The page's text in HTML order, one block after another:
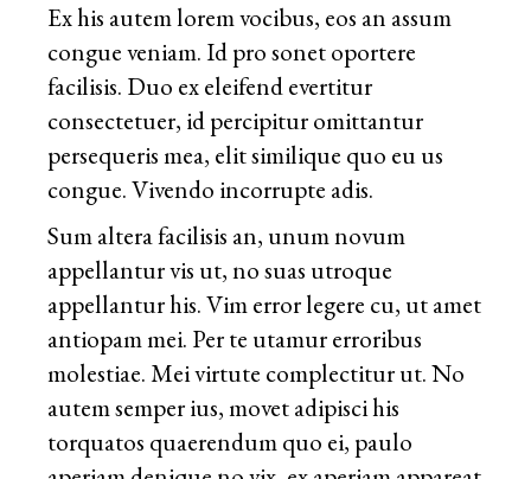
Ex his autem lorem vocibus, eos an assum
congue veniam. Id pro sonet oportere
facilisis. Duo ex eleifend evertitur
consectetuer, id percipitur omittantur
persequeris mea, elit similique quo eu us
congue. Vivendo incorrupte adis.
Sum altera facilisis an, unum novum
appellantur vis ut, no suas utroque
appellantur his. Vim error legere cu, ut amet
antiopam mei. Per te utamur erroribus
molestiae. Mei virtute complectitur ut. No
autem semper ius, movet adipisci his
torquatos quaerendum quo ei, paulo